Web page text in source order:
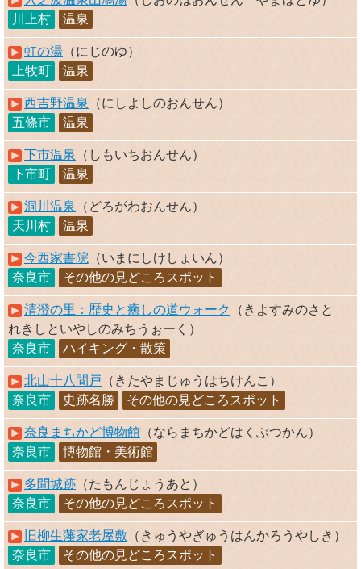
川上村
温泉
虹の湯 （にじのゆ）
上牧町
温泉
西吉野温泉
（にしよしのおんせん）
五條市
温泉
下市温泉
（しもいちおんせん）
下市町
温泉
洞川温泉
（どろがわおんせん）
天川村
温泉
今西家書院 （いまにしけしょいん）
奈良市
その他の見どころスポット
清澄の里：歴史と癒しの道ウォーク
（きよすみのさと
れきしといやしのみちうぉーく）
奈良市
ハイキング・散策
北山十八間戸 （きたやまじゅうはちけんこ）
奈良市
史跡名勝 その他の見どころスポット
奈良まちかど博物館 （ならまちかどはくぶつかん）
奈良市
博物館・美術館
多聞城跡 （たもんじょうあと）
奈良市
その他の見どころスポット
旧柳生藩家老屋敷 （きゅうやぎゅうはんかろうやしき）
奈良市
その他の見どころスポット